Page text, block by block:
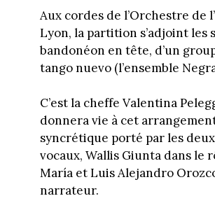
Aux cordes de l’Orchestre de
Lyon, la partition s’adjoint les
bandonéon en tête, d’un
tango nuevo (l’ensemble
C’est la cheffe Valentina
donnera vie à cet
syncrétique porté par les
vocaux, Wallis Giunta dans le
María et Luis Alejandro
narrateur.